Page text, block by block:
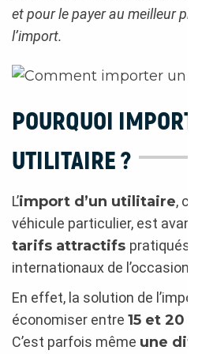
et pour le payer au meilleur prix,
l’import.
POURQUOI
UTILITAIRE ?
L’import d’un utilitaire,
véhicule particulier, est avant
tarifs attractifs pratiqués
internationaux de l’occasion.
En effet, la solution de l’import
économiser entre 15 et 20 %
C’est parfois même une